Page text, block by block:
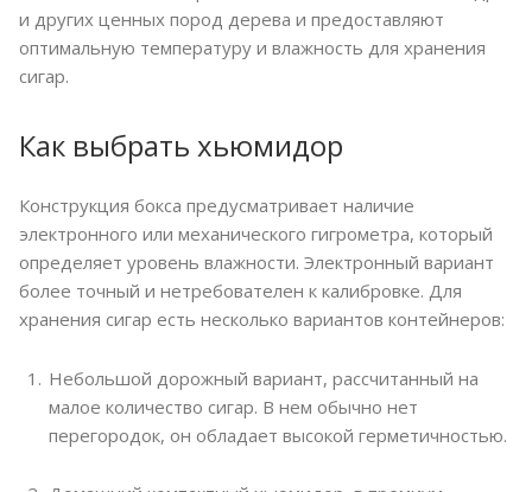
и других ценных пород дерева и предоставляют
оптимальную температуру и влажность для хранения
сигар.
Как выбрать хьюмидор
Конструкция бокса предусматривает наличие
электронного или механического гигрометра, который
определяет уровень влажности. Электронный вариант
более точный и нетребователен к калибровке. Для
хранения сигар есть несколько вариантов контейнеров:
Небольшой дорожный вариант, рассчитанный на
малое количество сигар. В нем обычно нет
перегородок, он обладает высокой герметичностью.